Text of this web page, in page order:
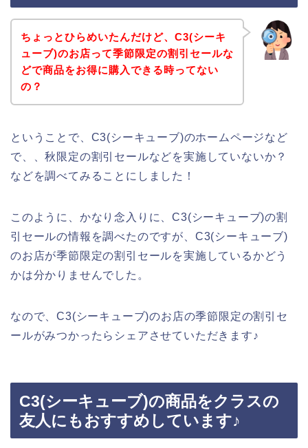
ちょっとひらめいたんだけど、C3(シーキ
ューブ)のお店って季節限定の割引セールな
どで商品をお得に購入できる時ってない
の？
ということで、C3(シーキューブ)のホームページなど
で、、秋限定の割引セールなどを実施していないか？
などを調べてみることにしました！
このように、かなり念入りに、C3(シーキューブ)の割
引セールの情報を調べたのですが、C3(シーキューブ)
のお店が季節限定の割引セールを実施しているかどう
かは分かりませんでした。
なので、C3(シーキューブ)のお店の季節限定の割引セ
ールがみつかったらシェアさせていただきます♪
C3(シーキューブ)の商品をクラスの
友人にもおすすめしています♪